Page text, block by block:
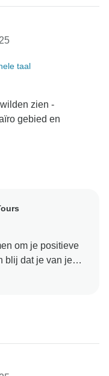
taal
zien -
gebied en
om je positieve
blij dat je van je
heeft onze dag
Ancient Egypt